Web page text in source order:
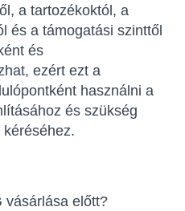
a tartozékoktól, a
és a támogatási szinttől
és
ezért ezt a
használni a
és szükség
vásárlása előtt?